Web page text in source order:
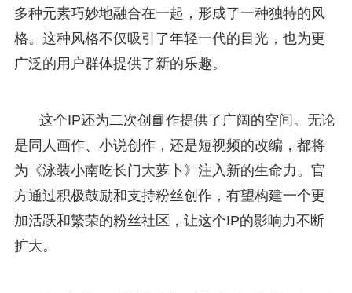
多种元素巧妙地融合在一起，形成了一种独特的风
格。这种风格不仅吸引了年轻一代的目光，也为更
广泛的用户群体提供了新的乐趣。
这个IP还为二次创📘作提供了广阔的空间。无论
是同人画作、小说创作，还是短视频的改编，都将
为《泳装小南吃长门大萝卜》注入新的生命力。官
方通过积极鼓励和支持粉丝创作，有望构建一个更
加活跃和繁荣的粉丝社区，让这个IP的影响力不断
扩大。